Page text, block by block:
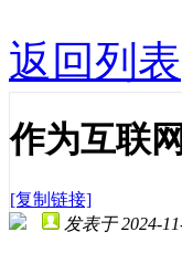
返回列表
作为互联
[复制链接]
发表于 2024-